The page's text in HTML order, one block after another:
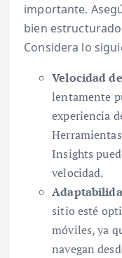
importante.
bien
Considera lo
Velocidad
lentamente
experiencia
Insights
velocidad.
sitio esté
móviles, ya
navegan